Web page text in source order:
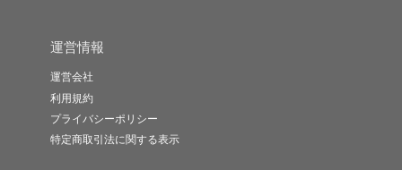
運営情報
運営会社
利用規約
プライバシーポリシー
特定商取引法に関する表示